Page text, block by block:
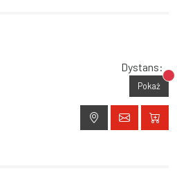
Dystans:
Pokaż